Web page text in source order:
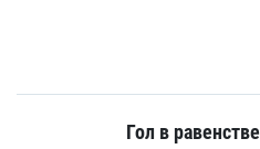
Гол в равенстве